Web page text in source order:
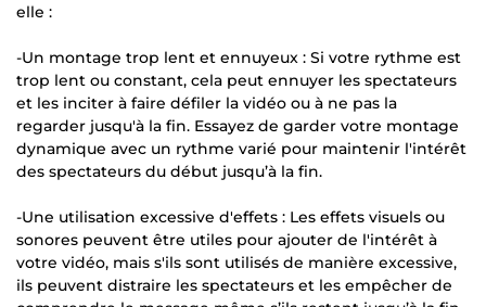
elle :
-Un montage trop lent et ennuyeux : Si votre rythme est
trop lent ou constant, cela peut ennuyer les spectateurs
et les inciter à faire défiler la vidéo ou à ne pas la
regarder jusqu'à la fin. Essayez de garder votre montage
dynamique avec un rythme varié pour maintenir l'intérêt
des spectateurs du début jusqu’à la fin.
-Une utilisation excessive d'effets : Les effets visuels ou
sonores peuvent être utiles pour ajouter de l'intérêt à
votre vidéo, mais s'ils sont utilisés de manière excessive,
ils peuvent distraire les spectateurs et les empêcher de